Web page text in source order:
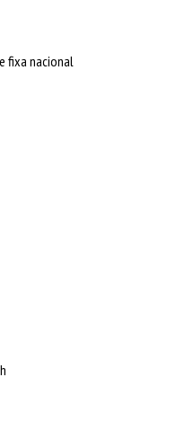
fixa nacional